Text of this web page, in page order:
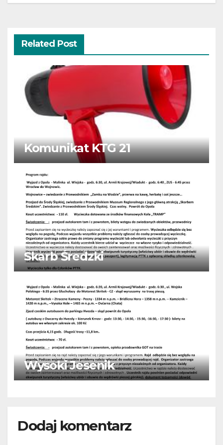
Related Post
Komunikat KTG 21
Skarb Średzki
Wysoki Jesenik
Dodaj komentarz